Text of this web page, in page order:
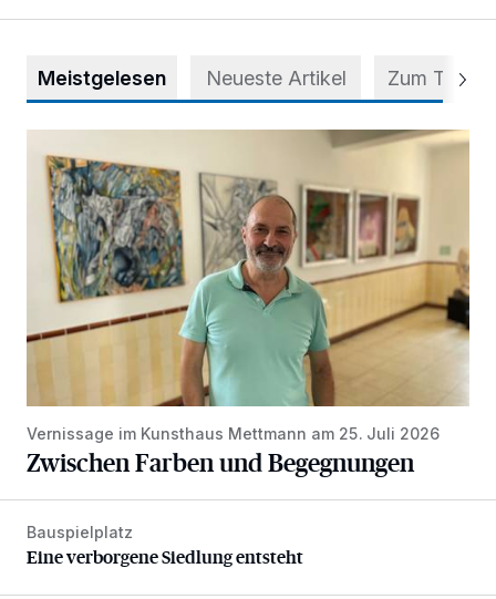
Meistgelesen Neueste Artikel Zum Thema
Vernissage im Kunsthaus Mettmann am 25. Juli 2026
Zwischen Farben und Begegnungen
Eine verborgene Siedlung entsteht
Bauspielplatz
Eine verborgene Siedlung entsteht